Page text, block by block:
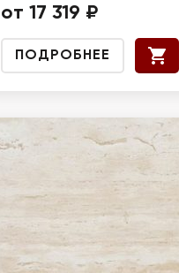
от 17 319 ₽
ПОДРОБНЕЕ